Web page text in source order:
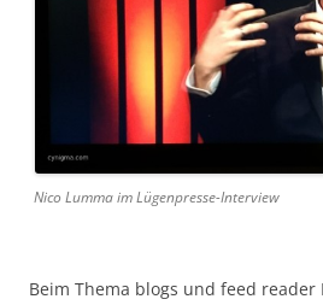
Nico Lumma im Lügenpresse-Interview
Beim Thema blogs und feed